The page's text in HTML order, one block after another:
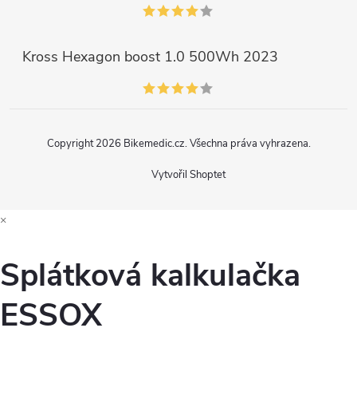
Kross Hexagon boost 1.0 500Wh 2023
Vytvořil Shoptet
Copyright 2026 Bikemedic.cz. Všechna práva vyhrazena.
×
Splátková kalkulačka
ESSOX